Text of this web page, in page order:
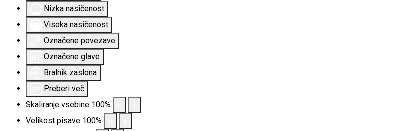
Nizka nasičenost
Visoka nasičenost
Označene povezave
Označene glave
Bralnik zaslona
Preberi več
Skaliranje vsebine 100%
Velikost pisave 100%